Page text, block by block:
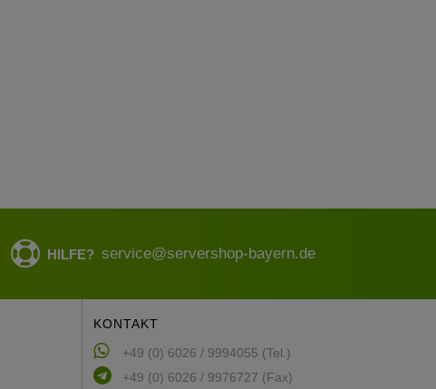
HILFE? service@servershop-bayern.de
KONTAKT
+49 (0) 6026 / 9994055 (Tel.)
+49 (0) 6026 / 9976727 (Fax)